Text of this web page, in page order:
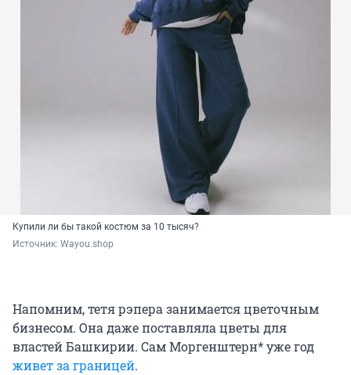
Купили ли бы такой костюм за 10 тысяч?
Источник: Wayou.shop
Напомним, тетя рэпера занимается цветочным
бизнесом. Она даже поставляла цветы для
властей Башкирии. Сам Моргенштерн* уже год
живет за границей.